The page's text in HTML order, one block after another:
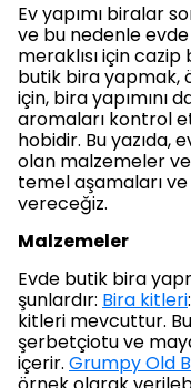
Ev yapımı biralar
ve bu nedenle
meraklısı için
butik bira yapmak,
için, bira yapımını
aromaları kontrol
hobidir. Bu yazıda,
olan malzemeler
temel aşamaları
vereceğiz.
Malzemeler
Evde butik bira
şunlardır: Bira kitleri
kitleri mevcuttur.
şerbetçiotu ve
içerir. Grumpy Old